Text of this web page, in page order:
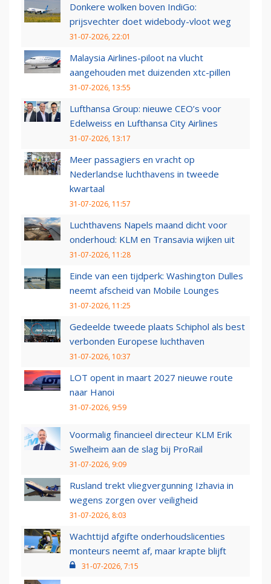
Donkere wolken boven IndiGo:
prijsvechter doet widebody-vloot weg
31-07-2026, 22:01
Malaysia Airlines-piloot na vlucht
aangehouden met duizenden xtc-pillen
31-07-2026, 13:55
Lufthansa Group: nieuwe CEO’s voor
Edelweiss en Lufthansa City Airlines
31-07-2026, 13:17
Meer passagiers en vracht op
Nederlandse luchthavens in tweede
kwartaal
31-07-2026, 11:57
Luchthavens Napels maand dicht voor
onderhoud: KLM en Transavia wijken uit
31-07-2026, 11:28
Einde van een tijdperk: Washington Dulles
neemt afscheid van Mobile Lounges
31-07-2026, 11:25
Gedeelde tweede plaats Schiphol als best
verbonden Europese luchthaven
31-07-2026, 10:37
LOT opent in maart 2027 nieuwe route
naar Hanoi
31-07-2026, 9:59
Voormalig financieel directeur KLM Erik
Swelheim aan de slag bij ProRail
31-07-2026, 9:09
Rusland trekt vliegvergunning Izhavia in
wegens zorgen over veiligheid
31-07-2026, 8:03
Wachttijd afgifte onderhoudslicenties
monteurs neemt af, maar krapte blijft
31-07-2026, 7:15